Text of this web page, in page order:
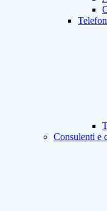
Consulenti e